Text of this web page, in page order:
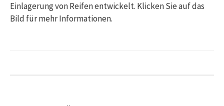
Einlagerung von Reifen entwickelt. Klicken Sie auf das
Bild für mehr Informationen.